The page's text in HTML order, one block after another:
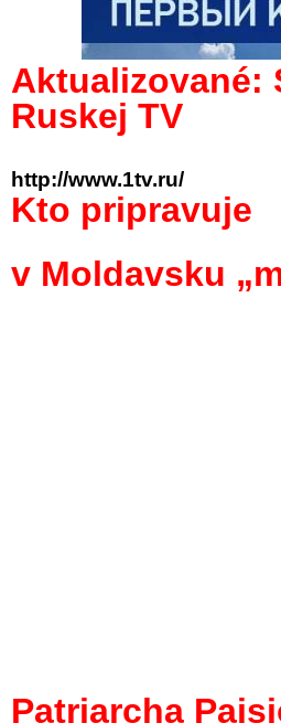
Aktualizované:
Ruskej TV
http://www.1tv.ru/
Kto pripravuje
v Moldavsku
Patriarcha